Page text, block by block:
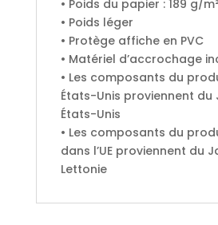
• Poids du papier : 189 g/m²
• Poids léger
• Protège affiche en PVC
• Matériel d’accrochage
• Les composants du
États-Unis proviennent du
États-Unis
• Les composants du
dans l’UE proviennent du
Lettonie